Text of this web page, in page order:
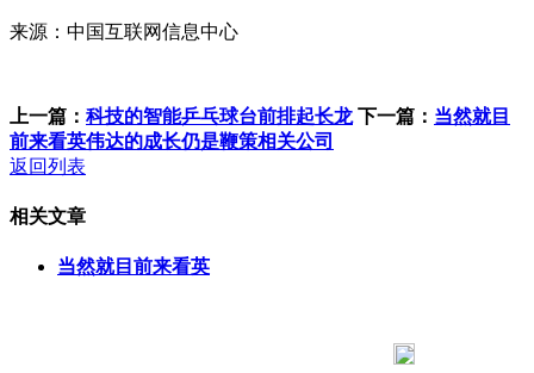
来源：中国互联网信息中心
上一篇： 科技的智能乒乓球台前排起长龙 下一篇： 当然就目
前来看英伟达的成长仍是鞭策相关公司
返回列表
相关文章
当然就目前来看英